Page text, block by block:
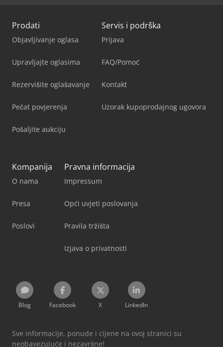
Prodati
Objavljivanje oglasa
Upravljajte oglasima
Rezervišite oglašavanje
Pečat povjerenja
Pošaljite aukciju
Servis i podrška
Prijava
FAQ/Pomoć
Kontakt
Uzorak kupoprodajnog ugovora
Kompanija
O nama
Presa
Poslovi
Pravna informacija
Impressum
Opći uvjeti poslovanja
Pravila tržišta
Izjava o privatnosti
Blog Facebook X LinkedIn
Sve informacije, ponude i cijene na ovoj stranici su
neobavezujuće i nezavršne!